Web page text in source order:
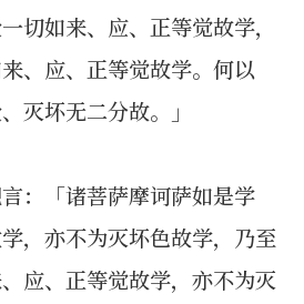
切如来、应、正等觉故学，
、应、正等觉故学。何以
灭坏无二分故。」
：「诸菩萨摩诃萨如是学
，亦不为灭坏色故学，乃至
应、正等觉故学，亦不为灭